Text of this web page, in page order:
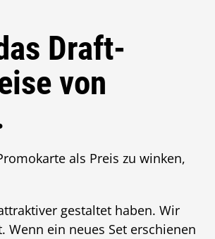
Draft-
von
als Preis zu winken,
gestaltet haben. Wir
ein neues Set erschienen